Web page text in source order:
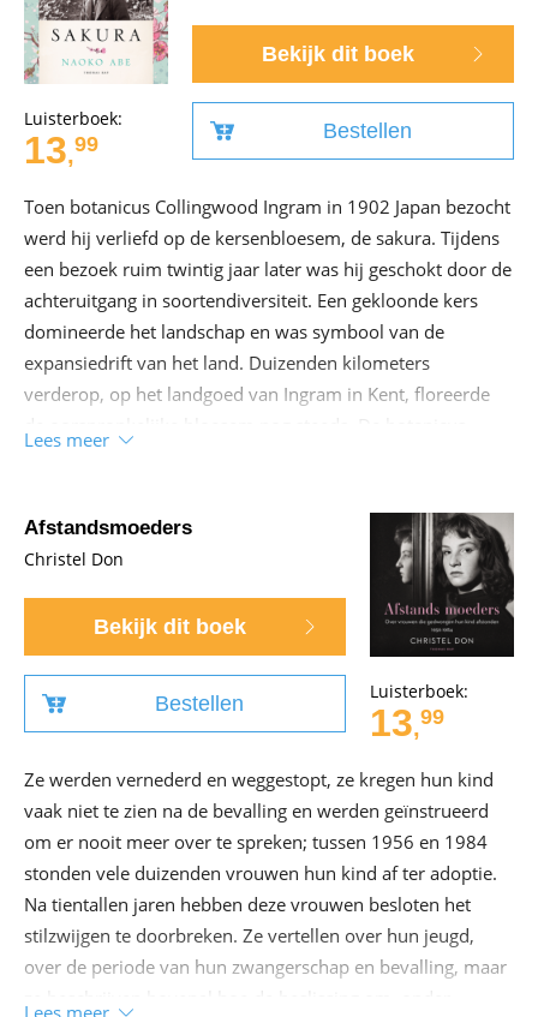
Luisterboek:
13,99
Bekijk dit boek
Bestellen
Toen botanicus Collingwood Ingram in 1902 Japan bezocht
werd hij verliefd op de kersenbloesem, de sakura. Tijdens
een bezoek ruim twintig jaar later was hij geschokt door de
achteruitgang in soortendiversiteit. Een gekloonde kers
domineerde het landschap en was symbool van de
expansiedrift van het land. Duizenden kilometers
verderop, op het landgoed van Ingram in Kent, floreerde
Japan. Ingram groeide uit tot een van ’s werelds meest
toonaangevende kersenexperts. Dit prachtige boek vertelt
het verhaal van een opmerkelijke man, die getuige was van
een beladen eeuw vol conflicten en verandering. De lezer
volgt de sakura als symbool aan het keizerlijk hof, via de
donkere dagen van de Tweede Wereldoorlog, tot aan de
hedendaagse fascinatie voor deze iconische bloesem.
Lees meer
Luisterboek:
13,99
Afstandsmoeders
Christel Don
Bekijk dit boek
Bestellen
Ze werden vernederd en weggestopt, ze kregen hun kind
vaak niet te zien na de bevalling en werden geïnstrueerd
om er nooit meer over te spreken; tussen 1956 en 1984
stonden vele duizenden vrouwen hun kind af ter adoptie.
Na tientallen jaren hebben deze vrouwen besloten het
stilzwijgen te doorbreken. Ze vertellen over hun jeugd,
over de periode van hun zwangerschap en bevalling, maar